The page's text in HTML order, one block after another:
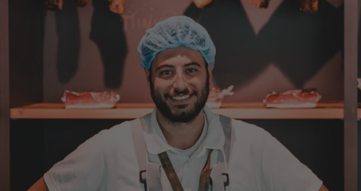
natürlich ein wunderbarer Geschmack aus
Tirol und ich bin froh, dass sie so eine gute
Qualität liefert
Christa
Verifizierter Kunde
Der Schinken schmeckt sehr gut durch die
Bergkräuter. Ich würde mir wünschen
einzelne Teile zu bestellen. Meistens sind es
Pakete. Bin Rentnerin und brauche nicht so